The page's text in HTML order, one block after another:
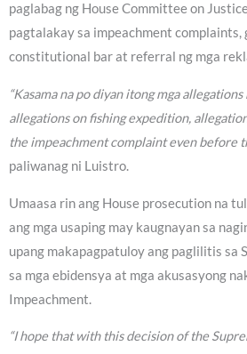
paglabag ng House Committee on
pagtalakay sa impeachment complaints,
constitutional bar at referral ng mga
“Kasama na po diyan itong mga
allegations on fishing expedition,
the impeachment complaint even before
paliwanag ni Luistro.
Umaasa rin ang House prosecution na
ang mga usaping may kaugnayan sa
upang makapagpatuloy ang paglilitis sa
sa mga ebidensya at mga akusasyong
Impeachment.
“I hope that with this decision of the